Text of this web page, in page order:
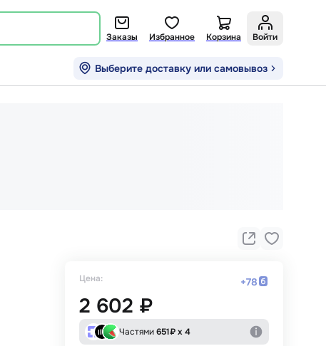
Заказы Избранное Корзина Войти
Выберите доставку или самовывоз
Цена: +78
2 602 ₽
Частями651₽ х 4